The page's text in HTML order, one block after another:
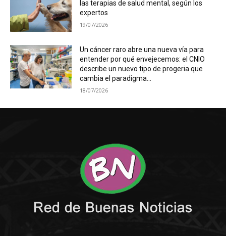
las terapias de salud mental, según los
expertos
19/07/2026
Un cáncer raro abre una nueva vía para
entender por qué envejecemos: el CNIO
describe un nuevo tipo de progeria que
cambia el paradigma...
18/07/2026